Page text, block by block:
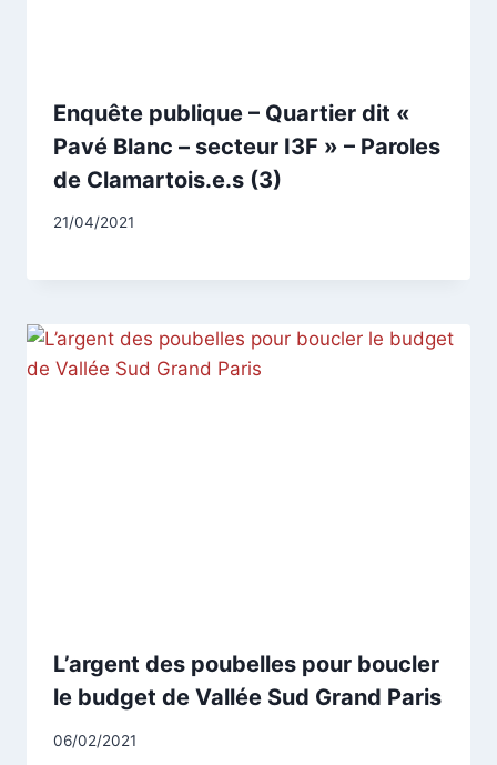
Enquête publique – Quartier dit «
Pavé Blanc – secteur I3F » – Paroles
de Clamartois.e.s (3)
Par
21/04/2021
L’argent des poubelles pour boucler
le budget de Vallée Sud Grand Paris
Par
06/02/2021